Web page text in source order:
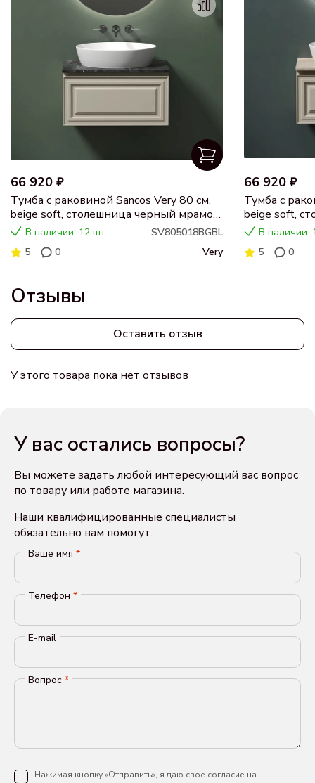
66 920 ₽
Тумба с раковиной Sancos Very 80 см,
beige soft, столешница черный мрамор,
раковина CN5018
В наличии: 12 шт
SV805018BGBL
5
0 Very
66 920 ₽
Тумба с
beige soft,
раковина
В наличии:
5
0
Отзывы
Оставить отзыв
У этого товара пока нет отзывов
У вас остались вопросы?
Вы можете задать любой интересующий вас вопрос
по товару или работе магазина.
Наши квалифицированные специалисты
обязательно вам помогут.
Ваше имя *
Телефон *
E-mail
Вопрос *
Нажимая кнопку «Отправить», я даю свое согласие на